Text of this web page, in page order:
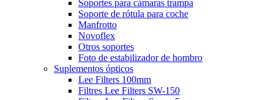
Soportes para cámaras trampa
Soporte de rótula para coche
Manfrotto
Novoflex
Otros soportes
Foto de estabilizador de hombro
Suplementos ópticos
Lee Filters 100mm
Filtres Lee Filters SW-150